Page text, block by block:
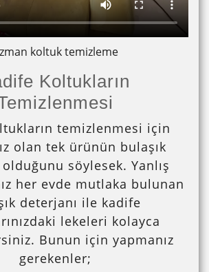
koltuk temizleme
Koltukların
temizlenmesi için
olan tek ürünün bulaşık
söylesek. Yanlış
her evde mutlaka bulunan
deterjanı ile kadife
lekeleri kolayca
Bunun için yapmanız
gerekenler;